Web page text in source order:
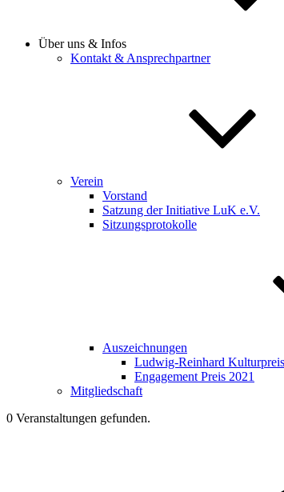
Über uns & Infos
Kontakt & Ansprechpartner
Verein
Vorstand
Satzung der Initiative LuK e.V.
Sitzungsprotokolle
Auszeichnungen
Ludwig-Reinhard
Engagement Preis 2021
Mitgliedschaft
0 Veranstaltungen gefunden.